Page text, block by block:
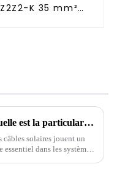
K 35 mm²
Quelle est la particularité du câble solaire ?
câbles solaires jouent un
essentiel dans les systèmes